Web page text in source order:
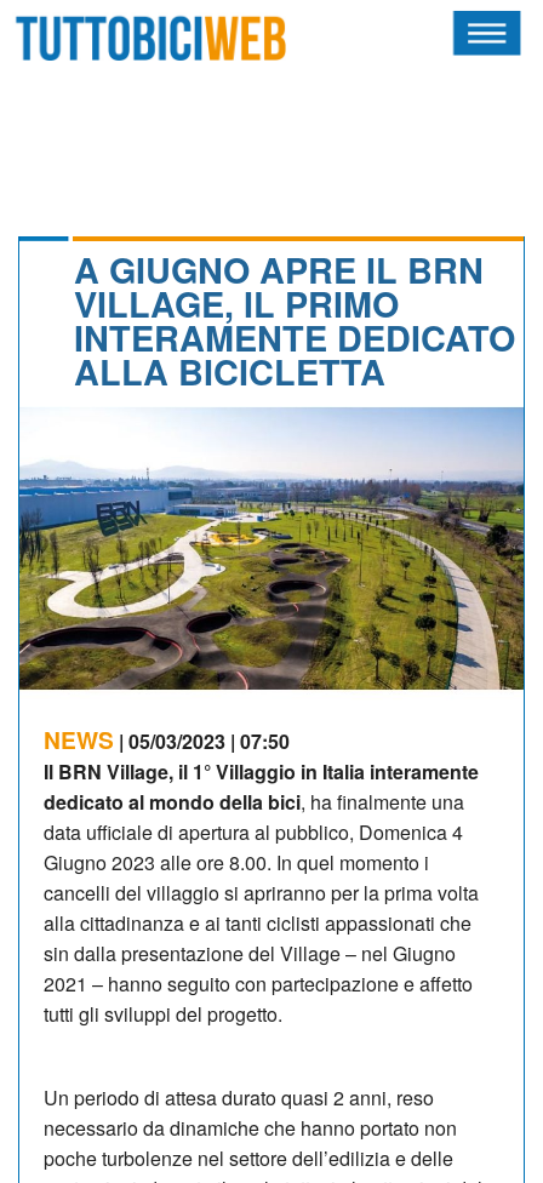
CALENDARIO
NEWSLETTER
A GIUGNO APRE IL BRN
VILLAGE, IL PRIMO
INTERAMENTE DEDICATO
ALLA BICICLETTA
NEWS | 05/03/2023 | 07:50
Il BRN Village, il 1° Villaggio in Italia interamente
dedicato al mondo della bici, ha finalmente una
data ufficiale di apertura al pubblico, Domenica 4
Giugno 2023 alle ore 8.00. In quel momento i
cancelli del villaggio si apriranno per la prima volta
alla cittadinanza e ai tanti ciclisti appassionati che
sin dalla presentazione del Village – nel Giugno
2021 – hanno seguito con partecipazione e affetto
tutti gli sviluppi del progetto.
Un periodo di attesa durato quasi 2 anni, reso
necessario da dinamiche che hanno portato non
poche turbolenze nel settore dell’edilizia e delle